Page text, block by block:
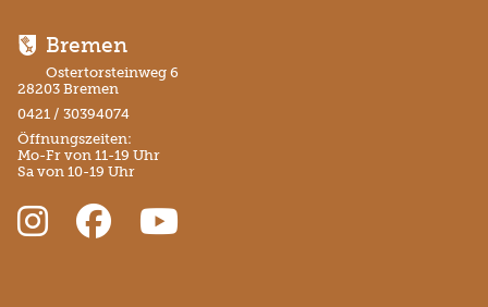
Bremen
Ostertorsteinweg 6
28203 Bremen
0421 / 30394074
Öffnungszeiten:
Mo-Fr von 11-19 Uhr
Sa von 10-19 Uhr